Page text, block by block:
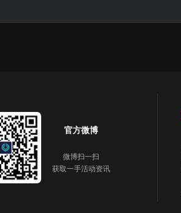
官方微博
微博扫一扫
获取一手活动资讯